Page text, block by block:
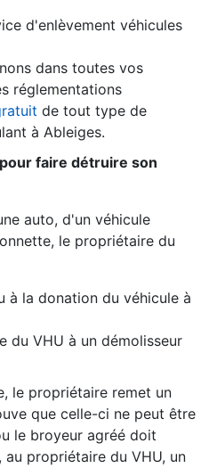
d'enlèvement véhicules
dans toutes vos
réglementations
de tout type de
à Ableiges.
faire détruire son
auto, d'un véhicule
le propriétaire du
à la donation du véhicule à
du VHU à un démolisseur
le propriétaire remet un
que celle-ci ne peut être
le broyeur agréé doit
propriétaire du VHU, un